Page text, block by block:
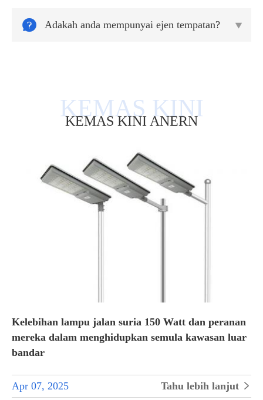
 Adakah anda mempunyai ejen tempatan? 
KEMAS KINI ANERN
Kelebihan lampu jalan suria 150 Watt dan peranan
mereka dalam menghidupkan semula kawasan luar
bandar
Apr 07, 2025 Tahu lebih lanjut 